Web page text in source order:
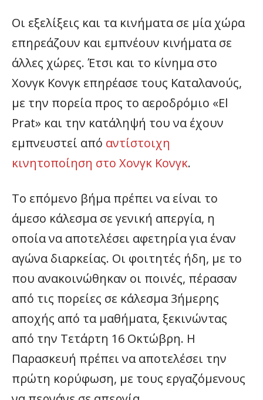
Οι εξελίξεις και τα κινήματα σε μία χώρα
επηρεάζουν και εμπνέουν κινήματα σε
άλλες χώρες. Έτσι και το κίνημα στο
Χονγκ Κονγκ επηρέασε τους Καταλανούς,
με την πορεία προς το αεροδρόμιο «El
Prat» και την κατάληψή του να έχουν
εμπνευστεί από αντίστοιχη
κινητοποίηση στο Χονγκ Κονγκ.
Το επόμενο βήμα πρέπει να είναι το
άμεσο κάλεσμα σε γενική απεργία, η
οποία να αποτελέσει αφετηρία για έναν
αγώνα διαρκείας. Οι φοιτητές ήδη, με το
που ανακοινώθηκαν οι ποινές, πέρασαν
από τις πορείες σε κάλεσμα 3ήμερης
αποχής από τα μαθήματα, ξεκινώντας
από την Τετάρτη 16 Οκτώβρη. Η
Παρασκευή πρέπει να αποτελέσει την
πρώτη κορύφωση, με τους εργαζόμενους